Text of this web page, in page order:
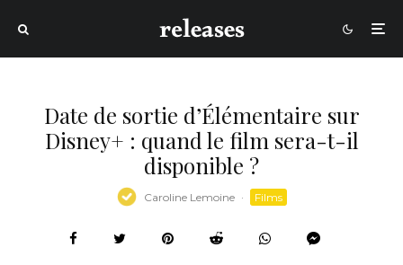
Date de sortie d’Élémentaire sur
Disney+ : quand le film sera-t-il
disponible ?
Caroline Lemoine · Films